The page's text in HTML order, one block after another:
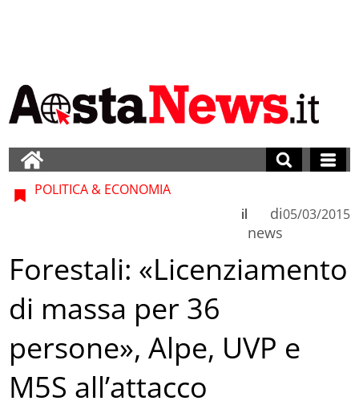
POLITICA & ECONOMIA
di
news
il 05/03/2015
Forestali: «Licenziamento
di massa per 36
persone», Alpe, UVP e
M5S all’attacco